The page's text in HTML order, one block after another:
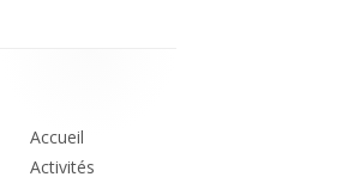
principale
Accueil
Activités